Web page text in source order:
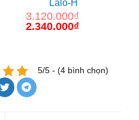
Lalo-H
3.120.000₫
Giá
2.340.000₫Giá
5/5 - (4 bình chọn)